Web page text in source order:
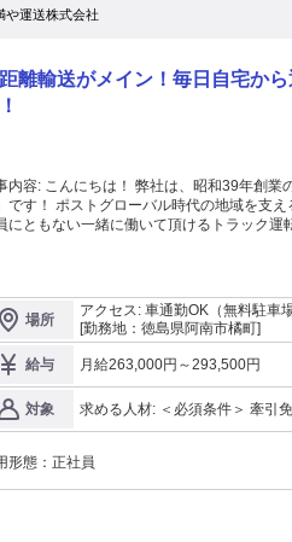
や運送株式会社
離輸送がメイン！毎日自宅か
、昭和39年創業の運送事業者「志満や運送株式会
です！ ポストグローバル時代の地域を支え
にともない一緒に働いて頂けるトラック運転手
レーラーによる木材チップの輸送をお任せ
及び バイオマス発電所の燃料用チップがメインとなり
輸送が多い為、長距離運転は原則ありませ
く、運転のみに集中できる環境です！ 少しでも興味を持たれた方は、 ＼まず
気軽にお問い合わせください／
場所
アクセス: 車通勤OK（無料駐
[勤務地：徳島県阿南市橘町]
給与 月給263,000円～293,500円
対象
求める人材: ＜必須条件＞ 牽引免許 及び 大型運転免許 ※所持していない場合：社内免許取得制度あり お気軽にご
形態： 正社員